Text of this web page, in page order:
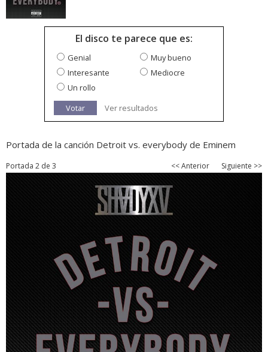
El disco te parece que es:
Genial
Muy bueno
Interesante
Mediocre
Un rollo
Votar
Ver resultados
Portada de la canción Detroit vs. everybody de Eminem
Portada 2 de 3 << Anterior Siguiente >>